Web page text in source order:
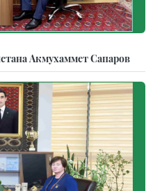
Акмухаммет Сапаров